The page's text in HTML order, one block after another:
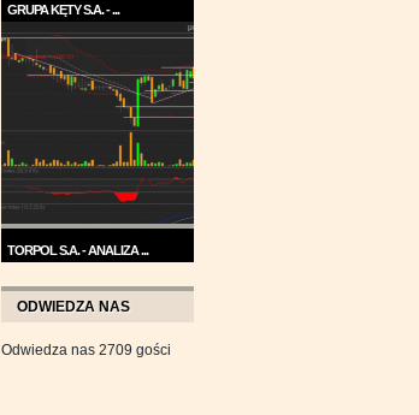
GRUPA KĘTY S.A. - ...
Trend na wykresie Grupy Kęty
jest wzrostowy. ...
TORPOL S.A. - ANALIZA ...
września wykres Torpolu ...
ODWIEDZA NAS
Odwiedza nas 2709 gości